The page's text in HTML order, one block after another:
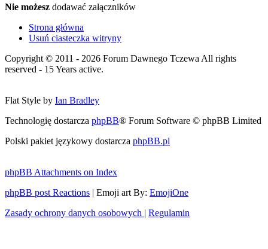
Nie możesz dodawać załączników
Strona główna
Usuń ciasteczka witryny
Copyright © 2011 - 2026 Forum Dawnego Tczewa All rights
reserved - 15 Years active.
Flat Style by Ian Bradley
Technologię dostarcza phpBB® Forum Software © phpBB Limited
Polski pakiet językowy dostarcza phpBB.pl
phpBB Attachments on Index
phpBB post Reactions | Emoji art By: EmojiOne
Zasady ochrony danych osobowych | Regulamin